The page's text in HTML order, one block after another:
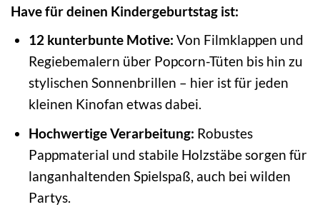
Have für deinen Kindergeburtstag ist:
12 kunterbunte Motive: Von Filmklappen und
Regiebemalern über Popcorn-Tüten bis hin zu
stylischen Sonnenbrillen – hier ist für jeden
kleinen Kinofan etwas dabei.
Hochwertige Verarbeitung: Robustes
Pappmaterial und stabile Holzstäbe sorgen für
langanhaltenden Spielspaß, auch bei wilden
Partys.